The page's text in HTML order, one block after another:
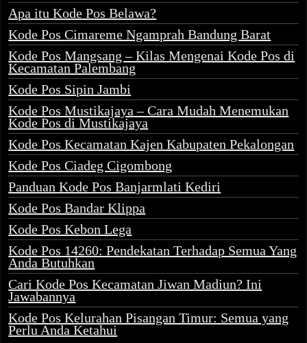
Apa itu Kode Pos Belawa?
Kode Pos Cimareme Ngamprah Bandung Barat
Kode Pos Mangsang – Kilas Mengenai Kode Pos di
Kecamatan Palembang
Kode Pos Sipin Jambi
Kode Pos Mustikajaya – Cara Mudah Menemukan
Kode Pos di Mustikajaya
Kode Pos Kecamatan Kajen Kabupaten Pekalongan
Kode Pos Ciadeg Cigombong
Panduan Kode Pos Banjarmlati Kediri
Kode Pos Bandar Klippa
Kode Pos Kebon Lega
Kode Pos 14260: Pendekatan Terhadap Semua Yang
Anda Butuhkan
Cari Kode Pos Kecamatan Jiwan Madiun? Ini
Jawabannya
Kode Pos Kelurahan Pisangan Timur: Semua yang
Perlu Anda Ketahui